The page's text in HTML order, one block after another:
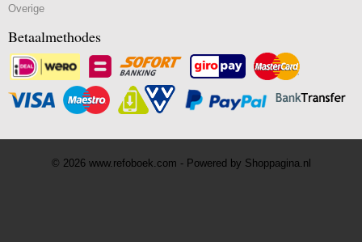
Overige
Betaalmethodes
© 2026 www.refoboek.com - Powered by Shoppagina.nl